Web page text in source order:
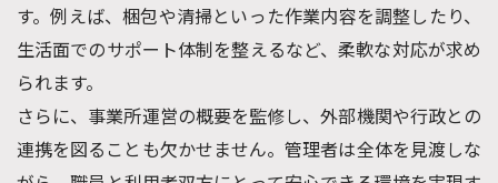
す。例えば、梱包や清掃といった作業内容を調整したり、
生活面でのサポート体制を整えるなど、柔軟な対応が求め
られます。
さらに、事業所運営の概要を監修し、外部機関や行政との
連携を図ることも欠かせません。管理者は全体を見渡しな